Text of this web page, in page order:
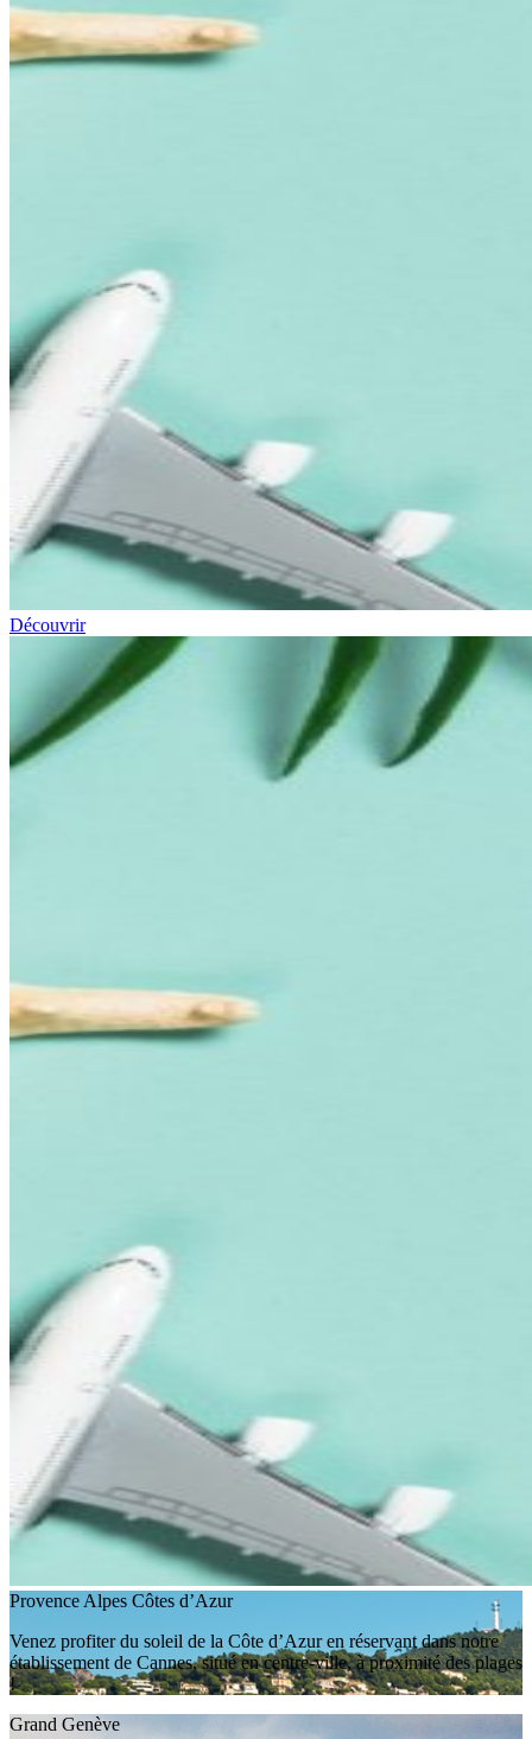
Découvrir
Provence Alpes Côtes d’Azur
Venez profiter du soleil de la Côte d’Azur en réservant dans notre
établissement de Cannes, situé en centre-ville, à proximité des plages
!
Grand Genève